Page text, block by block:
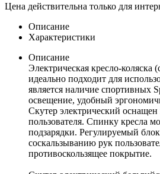
Цена действительна только для
Описание
Характеристики
Описание
Электрическая кресло-
идеально подходит для
является наличие спортивных
освещение, удобный
Скутер электрический
пользователя. Спинку кресла
подзарядки. Регулируемый
соскальзыванию рук
противоскользящее покрытие.